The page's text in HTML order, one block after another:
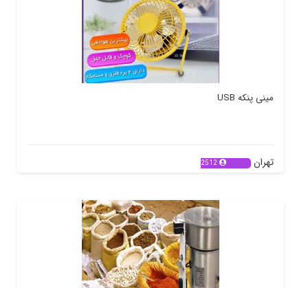
مینی پنکه USB
تهران 2512